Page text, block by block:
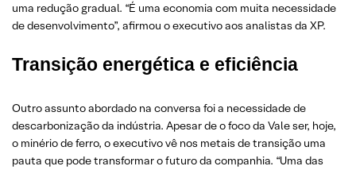
uma redução gradual. “É uma economia com muita necessidade
de desenvolvimento”, afirmou o executivo aos analistas da XP.
Transição energética e eficiência
Outro assunto abordado na conversa foi a necessidade de
descarbonização da indústria. Apesar de o foco da Vale ser, hoje,
o minério de ferro, o executivo vê nos metais de transição uma
pauta que pode transformar o futuro da companhia. “Uma das